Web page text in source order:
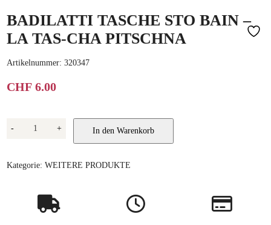
BADILATTI TASCHE STO BAIN –
LA TAS-CHA PITSCHNA
Artikelnummer:320347
CHF 6.00
-
Badilatti
Tasche
-
la
Menge
+ In den Warenkorb
Kategorie:WEITERE PRODUKTE